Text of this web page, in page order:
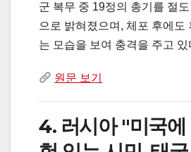
군 복무 중 19정의 총기를 절
으로 밝혀졌으며, 체포 후에도
는 모습을 보여 충격을 주고 있
원문 보기
4. 러시아 "미국에